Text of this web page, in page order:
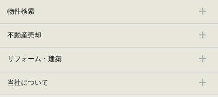
物件検索
不動産売却
リフォーム・建築
当社について